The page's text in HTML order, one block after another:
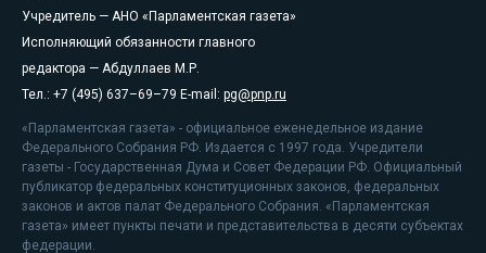
Учредитель — АНО «Парламентская газета»
Исполняющий обязанности главного
редактора — Абдуллаев М.Р.
Тел.: +7 (495) 637–69–79 E-mail: pg@pnp.ru
«Парламентская газета» - официальное еженедельное издание
Федерального Собрания РФ. Издается с 1997 года. Учредители
газеты - Государственная Дума и Совет Федерации РФ. Официальный
публикатор федеральных конституционных законов, федеральных
законов и актов палат Федерального Собрания. «Парламентская
газета» имеет пункты печати и представительства в десяти субъектах
федерации.